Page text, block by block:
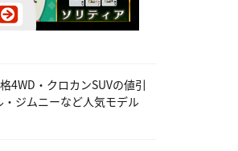
4WD・クロカンSUVの値引
ジムニーなど人気モデル